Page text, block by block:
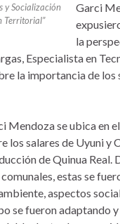
y Socialización
Territorial”
Garci
la
Especialista en
la importancia de
Mendoza se ubica en
los salares de Uyuni y
de Quinua
estas se
aspectos
se fueron adaptando